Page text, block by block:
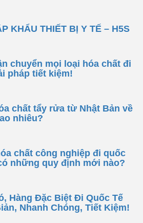
KHẨU THIẾT BỊ Y TẾ – H5S
chuyển mọi loại hóa chất đi
pháp tiết kiệm!
chất tẩy rửa từ Nhật Bản về
nhiêu?
chất công nghiệp đi quốc
những quy định mới nào?
Hàng Đặc Biệt Đi Quốc Tế
Nhanh Chóng, Tiết Kiệm!